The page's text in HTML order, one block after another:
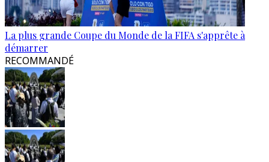
La plus grande Coupe du Monde de la FIFA s'apprête à
démarrer
RECOMMANDÉ